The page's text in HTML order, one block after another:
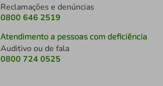
Reclamações e denúncias
0800 646 2519
Atendimento a pessoas com deficiência
Auditivo ou de fala
0800 724 0525